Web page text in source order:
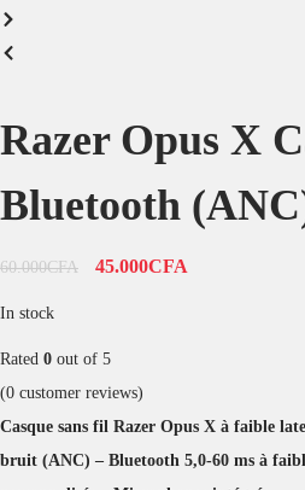
Razer Opus X
Bluetooth
60.000CFA 45.000CFA
In stock
Rated 0 out of 5
(0 customer reviews)
Casque sans fil Razer Opus X à faible
bruit (ANC) – Bluetooth 5,0-60 ms à